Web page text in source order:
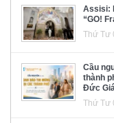
Assisi:
“GO!
Thứ Tư
Cầu
thành
Đức
Thứ Tư